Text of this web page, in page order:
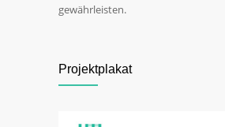
gewährleisten.
Projektplakat